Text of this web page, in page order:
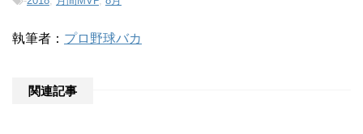
執筆者： プロ野球バカ
関連記事